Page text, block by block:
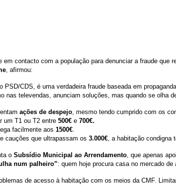
em contacto com a população para denunciar a fraude
, afirmou:
PSD/CDS, é uma verdadeira fraude baseada em
nas televendas, anunciam soluções, mas quando se olha
ações de despejo , mesmo tendo cumprido com os
um T1 ou T2 entre 500€ e 700€.
facilmente aos 1500€
cauções que ultrapassam os 3.000€ , a habitação
o Subsídio Municipal ao Arrendamento , que apenas
num palheiro”: quem hoje procura casa no mercado
de acesso à habitação com os meios da CMF.